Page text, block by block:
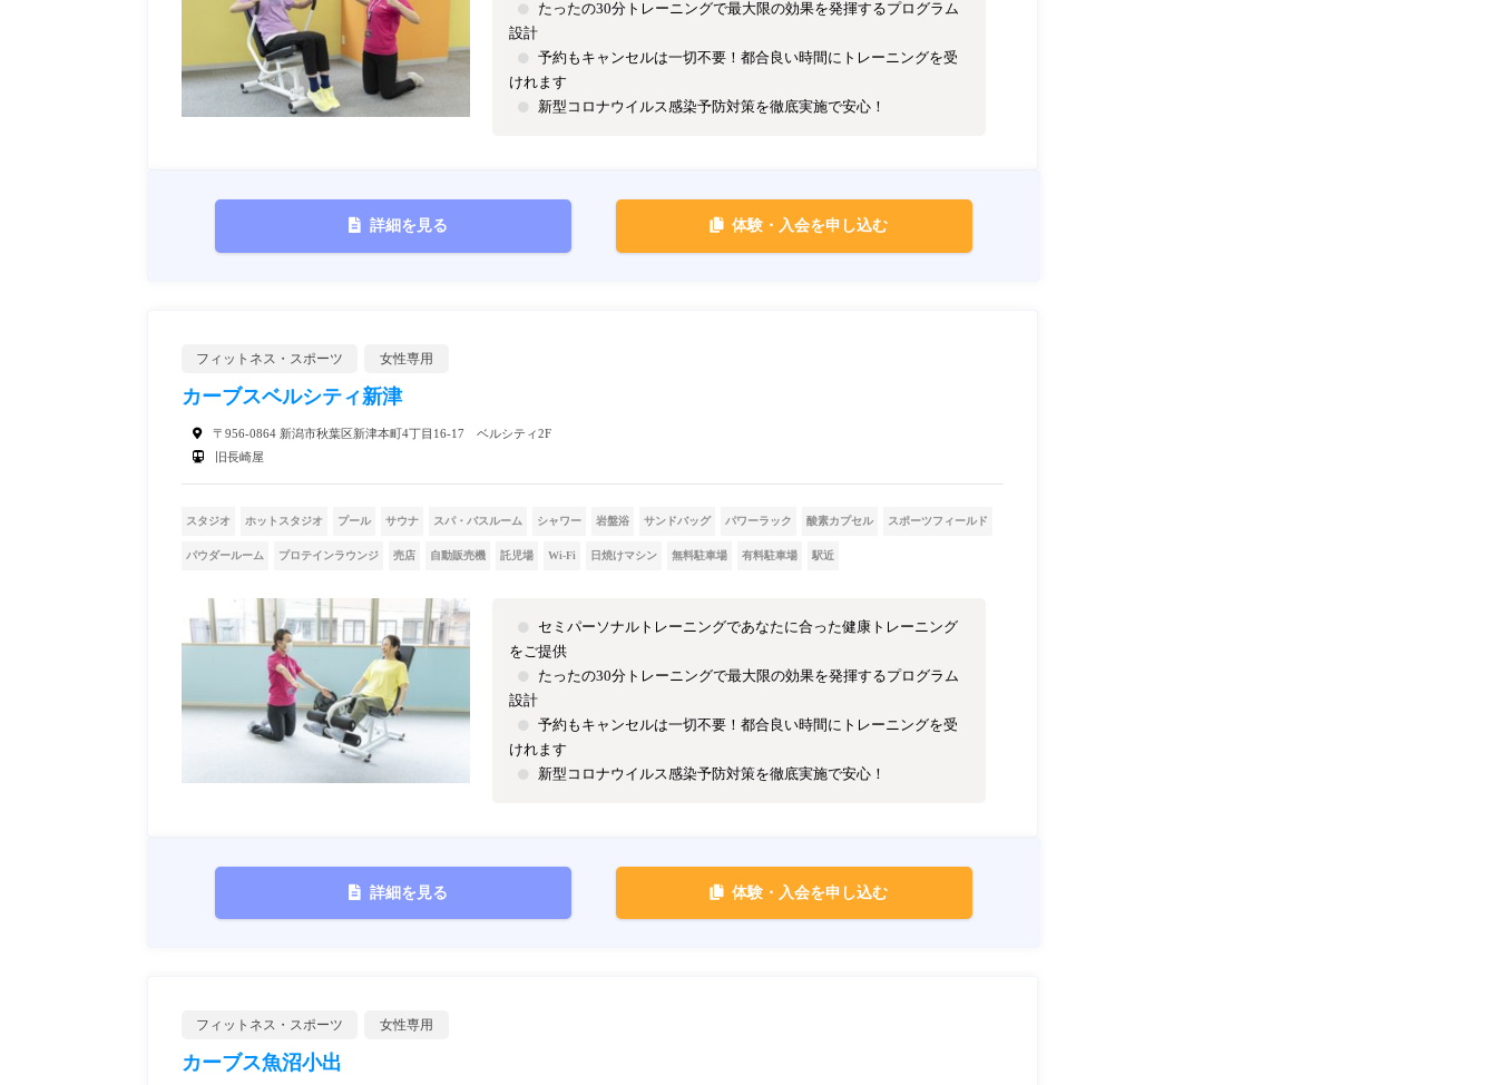
たったの30分トレーニングで最大限の効果を発揮するプログラム
設計
予約もキャンセルは一切不要！都合良い時間にトレーニングを受
けれます
新型コロナウイルス感染予防対策を徹底実施で安心！
詳細を見る 体験・入会を申し込む
フィットネス・スポーツ 女性専用
カーブスベルシティ新津
〒956-0864 新潟市秋葉区新津本町4丁目16-17 ベルシティ2F
旧長崎屋
スタジオ ホットスタジオ プール サウナ スパ・バスルーム シャワー 岩盤浴 サンドバッグ パワーラック 酸素カプセル スポーツフィールド
パウダールーム プロテインラウンジ 売店 自動販売機 託児場 Wi-Fi 日焼けマシン 無料駐車場 有料駐車場 駅近
セミパーソナルトレーニングであなたに合った健康トレーニング
をご提供
たったの30分トレーニングで最大限の効果を発揮するプログラム
設計
予約もキャンセルは一切不要！都合良い時間にトレーニングを受
けれます
新型コロナウイルス感染予防対策を徹底実施で安心！
詳細を見る 体験・入会を申し込む
フィットネス・スポーツ 女性専用
カーブス魚沼小出